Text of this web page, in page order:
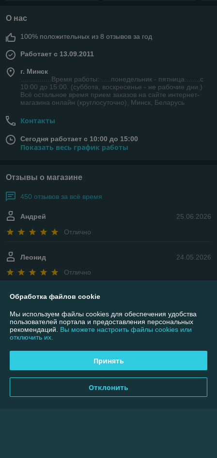
О нас
100% положительных из 8 отзывов за год
Работает с 13.09.2011
г. Минск
................Время работы: .....понедельник - пятница........с
10:00 до 15:00. (суббота, воскресенье - не рабочие дни.)
Всё остальное время прием заказов на сайте интернет-
магазина онлайн (круглосуточно), Минск, Беларусь
Контакты
Сегодня работает с 10:00 до 15:00
Показать весь график работы
Отзывы о магазине
450 отзывов за всё время
25.06.2026
Андрей
Отлично
24.05.2026
Леонид
Отлично
О нас
Доставка и оплата
Обработка файлов cookie
Мы используем файлы cookies для обеспечения удобства
пользователей портала и предоставления персональных
рекомендаций. Вы можете настроить файлы cookies или
отключить их.
Принять
Отклонить